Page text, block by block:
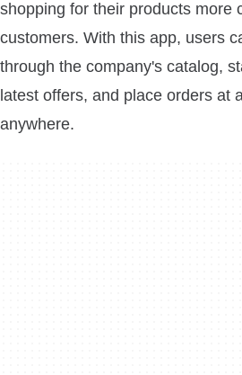
shopping for their products more
customers. With this app, users
through the company's catalog,
latest offers, and place orders at
anywhere.